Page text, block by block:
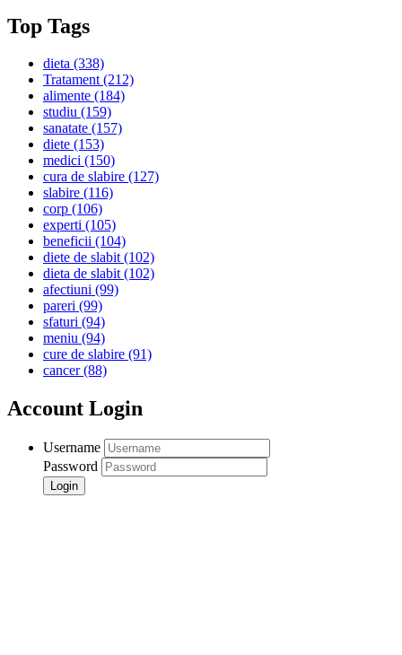
Top Tags
dieta (338)
Tratament(212)
alimente (184)
studiu (159)
sanatate (157)
diete (153)
medici (150)
cura de slabire (127)
slabire (116)
corp (106)
experti (105)
beneficii (104)
diete de slabit(102)
dieta de slabit(102)
afectiuni (99)
pareri (99)
sfaturi (94)
meniu (94)
cure de slabire (91)
cancer(88)
Account Login
Username
Password